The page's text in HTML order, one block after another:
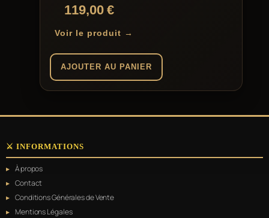
Note119,00€
Voir le produit →
AJOUTER AU PANIER
⚔️ INFORMATIONS
À propos
Contact
Conditions Générales de Vente
Mentions Légales